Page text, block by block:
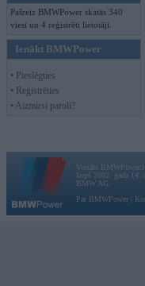
Pašreiz BMWPower skatās 340
viesi un 4 reģistrēti lietotāji.
Ienākt BMWPower
• Pieslēgties
• Reģistrēties
• Aizmirsi paroli?
Vortāls
kopš 2002. gada 14.
BMW AG.
Par BMWPower